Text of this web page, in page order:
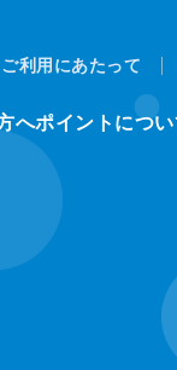
へポイントについ
ご利用にあたって